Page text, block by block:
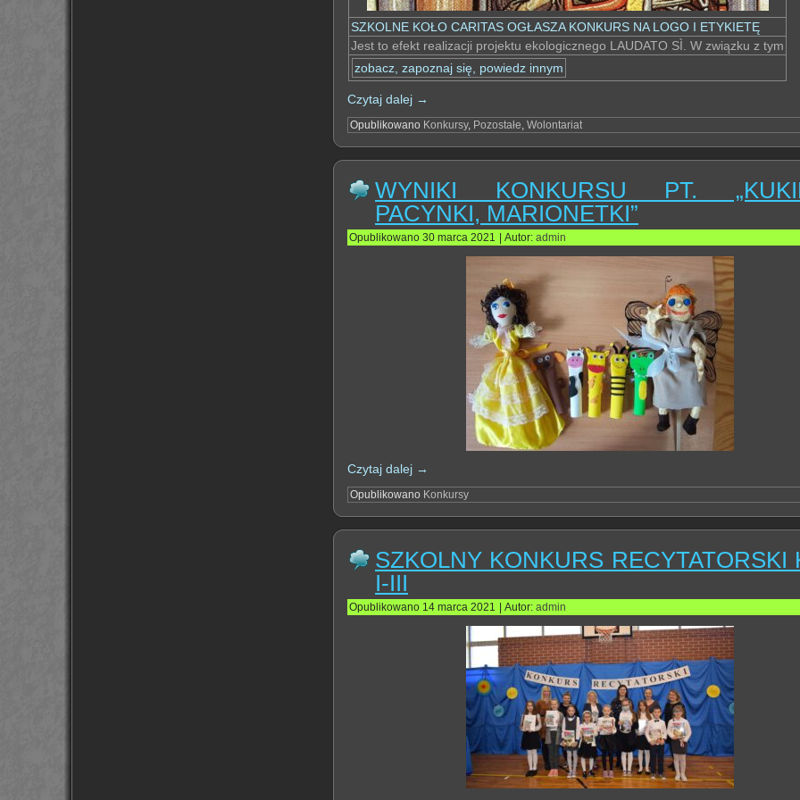
SZKOLNE KOŁO CARITAS OGŁASZA KONKURS NA LOGO I ETYKIETĘ
Jest to efekt realizacji projektu ekologicznego LAUDATO SÌ. W związku z tym
zobacz, zapoznaj się, powiedz innym
Czytaj dalej →
Opublikowano Konkursy, Pozostałe, Wolontariat
WYNIKI KONKURSU PT.
PACYNKI, MARIONETKI”
Opublikowano 30 marca 2021 Autor: admin
Czytaj dalej →
Opublikowano Konkursy
SZKOLNY KONKURS RECYTATORSKI
I-III
Opublikowano 14 marca 2021 Autor: admin